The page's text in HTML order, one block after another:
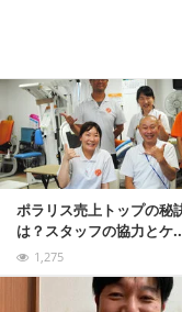
ポラリス売上トップの秘
は？スタッフの協力とケ
1,275